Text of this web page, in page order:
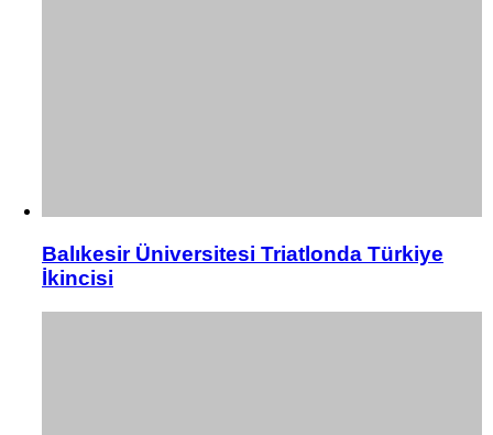
Balıkesir Üniversitesi Triatlonda Türkiye
İkincisi